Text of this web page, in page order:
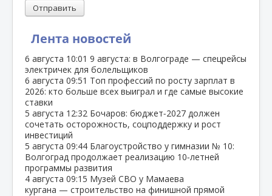
Лента новостей
6 августа 10:01 9 августа: в Волгограде — спецрейсы
электричек для болельщиков
6 августа 09:51 Топ профессий по росту зарплат в
2026: кто больше всех выиграл и где самые высокие
ставки
5 августа 12:32 Бочаров: бюджет‑2027 должен
сочетать осторожность, соцподдержку и рост
инвестиций
5 августа 09:44 Благоустройство у гимназии № 10:
Волгоград продолжает реализацию 10‑летней
программы развития
4 августа 09:15 Музей СВО у Мамаева
кургана — строительство на финишной прямой
Отправить